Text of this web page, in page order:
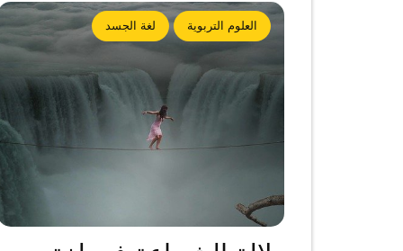
العلوم التربوية لغة الجسد